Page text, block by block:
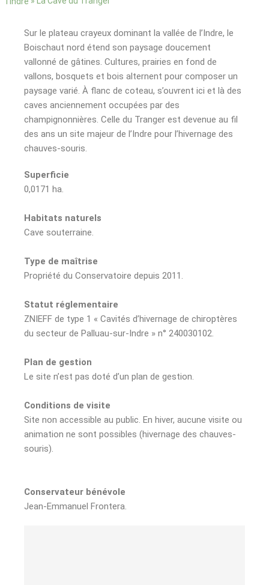
Sur le plateau crayeux dominant la vallée de l’Indre, le
Boischaut nord étend son paysage doucement
vallonné de gâtines. Cultures, prairies en fond de
vallons, bosquets et bois alternent pour composer un
paysage varié. À flanc de coteau, s’ouvrent ici et là des
caves anciennement occupées par des
champignonnières. Celle du Tranger est devenue au fil
des ans un site majeur de l’Indre pour l’hivernage des
chauves-souris.
Superficie
0,0171 ha.
Habitats naturels
Cave souterraine.
Type de maîtrise
Propriété du Conservatoire depuis 2011.
Statut réglementaire
ZNIEFF de type 1 « Cavités d’hivernage de chiroptères
du secteur de Palluau-sur-Indre » n° 240030102.
Plan de gestion
Le site n’est pas doté d’un plan de gestion.
Conditions de visite
Site non accessible au public. En hiver, aucune visite ou
animation ne sont possibles (hivernage des chauves-
souris).
Conservateur bénévole
Jean-Emmanuel Frontera.